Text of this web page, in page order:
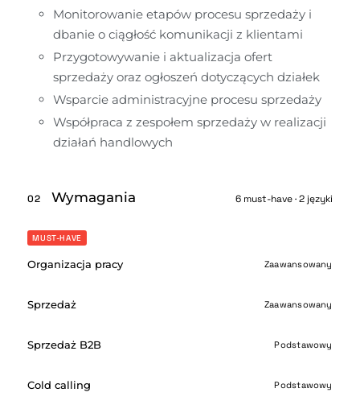
Monitorowanie etapów procesu sprzedaży i
dbanie o ciągłość komunikacji z klientami
Przygotowywanie i aktualizacja ofert
sprzedaży oraz ogłoszeń dotyczących działek
Wsparcie administracyjne procesu sprzedaży
Współpraca z zespołem sprzedaży w realizacji
działań handlowych
02 Wymagania 6 must-have · 2 języki
MUST-HAVE
Organizacja pracy Zaawansowany
Sprzedaż Zaawansowany
Sprzedaż B2B Podstawowy
Cold calling Podstawowy